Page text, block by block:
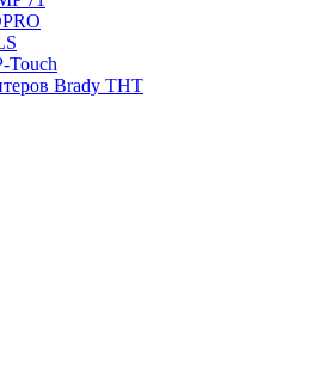
Touch
Brady THT